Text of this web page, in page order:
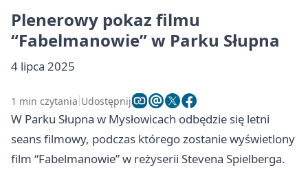
Plenerowy pokaz filmu
“Fabelmanowie” w Parku Słupna
4 lipca 2025
1 min czytania Udostępnij
W Parku Słupna w Mysłowicach odbędzie się letni
seans filmowy, podczas którego zostanie wyświetlony
film “Fabelmanowie” w reżyserii Stevena Spielberga.